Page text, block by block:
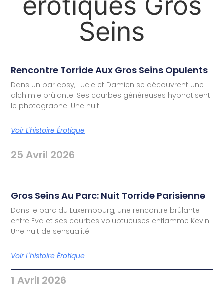
Seins
Rencontre Torride Aux Gros Seins Opulents
Dans un bar cosy, Lucie et Damien se découvrent une
alchimie brûlante. Ses courbes généreuses hypnotisent
le photographe. Une nuit
Voir L'histoire Érotique
25 Avril 2026
Gros Seins Au Parc: Nuit Torride Parisienne
Dans le parc du Luxembourg, une rencontre brûlante
entre Eva et ses courbes voluptueuses enflamme Kevin.
Une nuit de sensualité
Voir L'histoire Érotique
1 Avril 2026